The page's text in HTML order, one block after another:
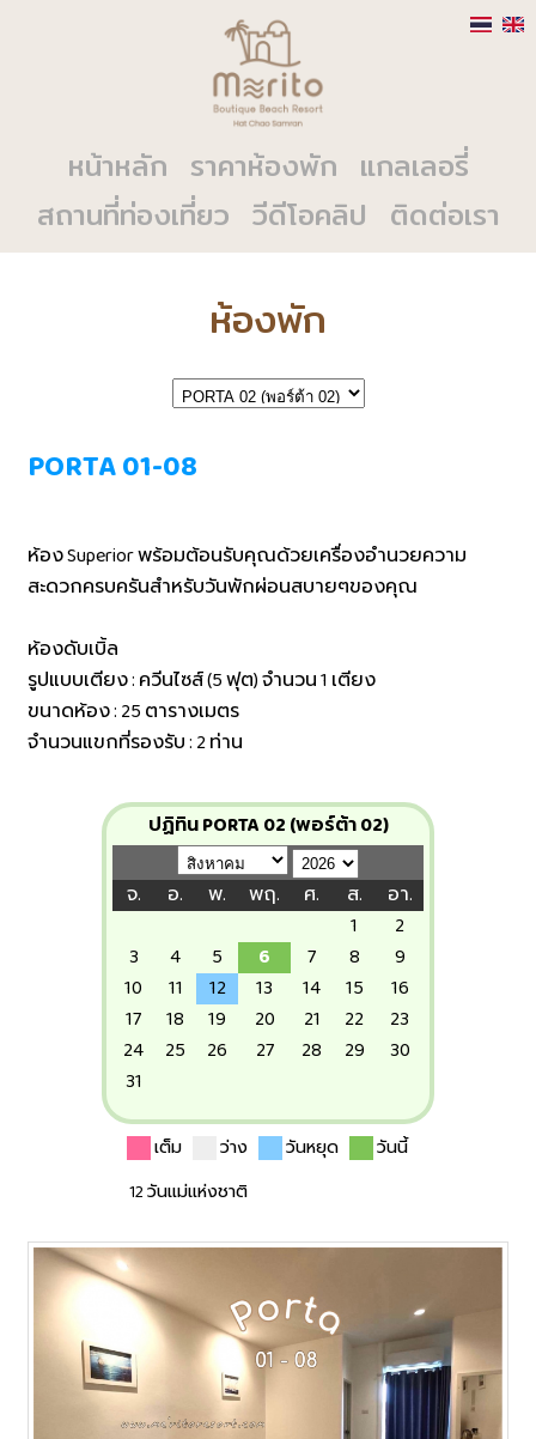
หน้าหลัก ราคาห้องพัก แกลเลอรี่
สถานที่ท่องเที่ยว วีดีโอคลิป ติดต่อเรา
ห้องพัก
PORTA 01-08
ห้อง Superior พร้อมต้อนรับคุณด้วยเครื่องอำนวยความ
สะดวกครบครันสำหรับวันพักผ่อนสบายๆของคุณ
ห้องดับเบิ้ล
รูปแบบเตียง : ควีนไซส์ (5 ฟุต) จำนวน 1 เตียง
ขนาดห้อง : 25 ตารางเมตร
จำนวนแขกที่รองรับ : 2 ท่าน
ปฏิทิน PORTA 02 (พอร์ต้า 02)
จ. อ. พ. พฤ. ศ. ส.
อา.
1
2
3
4 5 6 7 8
9
10
11 12 13 14 15
16
17
18 19 20 21 22
23
24
25 26 27 28 29
30
31
เต็ม ว่าง วันหยุด
วันนี้
12 วันแม่แห่งชาติ